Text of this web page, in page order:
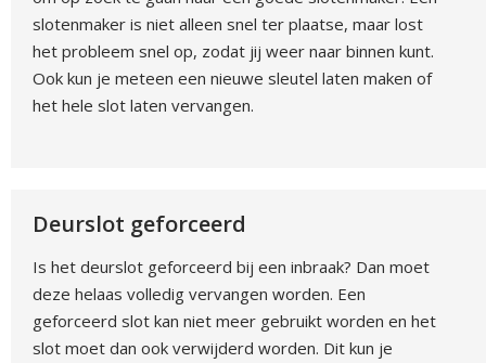
slotenmaker is niet alleen snel ter plaatse, maar lost
het probleem snel op, zodat jij weer naar binnen kunt.
Ook kun je meteen een nieuwe sleutel laten maken of
het hele slot laten vervangen.
Deurslot geforceerd
Is het deurslot geforceerd bij een inbraak? Dan moet
deze helaas volledig vervangen worden. Een
geforceerd slot kan niet meer gebruikt worden en het
slot moet dan ook verwijderd worden. Dit kun je